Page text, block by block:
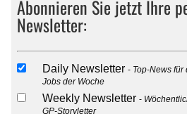
Abonnieren Sie jetzt Ihre
Newsletter:
Daily Newsletter
Top-News
Jobs der Woche
Weekly Newsletter
GP-Storyletter